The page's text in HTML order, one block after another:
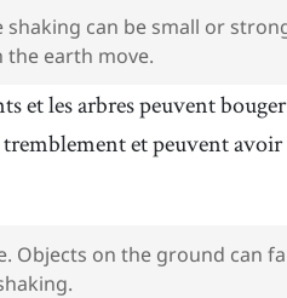
can be small or
the earth move.
et les arbres peuvent
tremblement et peuvent
Objects on the ground can